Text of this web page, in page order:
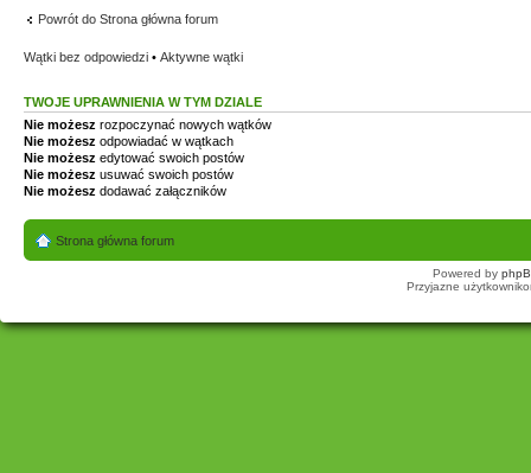
Powrót do Strona główna forum
Wątki bez odpowiedzi • Aktywne wątki
TWOJE UPRAWNIENIA W TYM DZIALE
Nie możesz rozpoczynać nowych wątków
Nie możesz odpowiadać w wątkach
Nie możesz edytować swoich postów
Nie możesz usuwać swoich postów
Nie możesz dodawać załączników
Strona główna forum
Powered by
Przyjazne